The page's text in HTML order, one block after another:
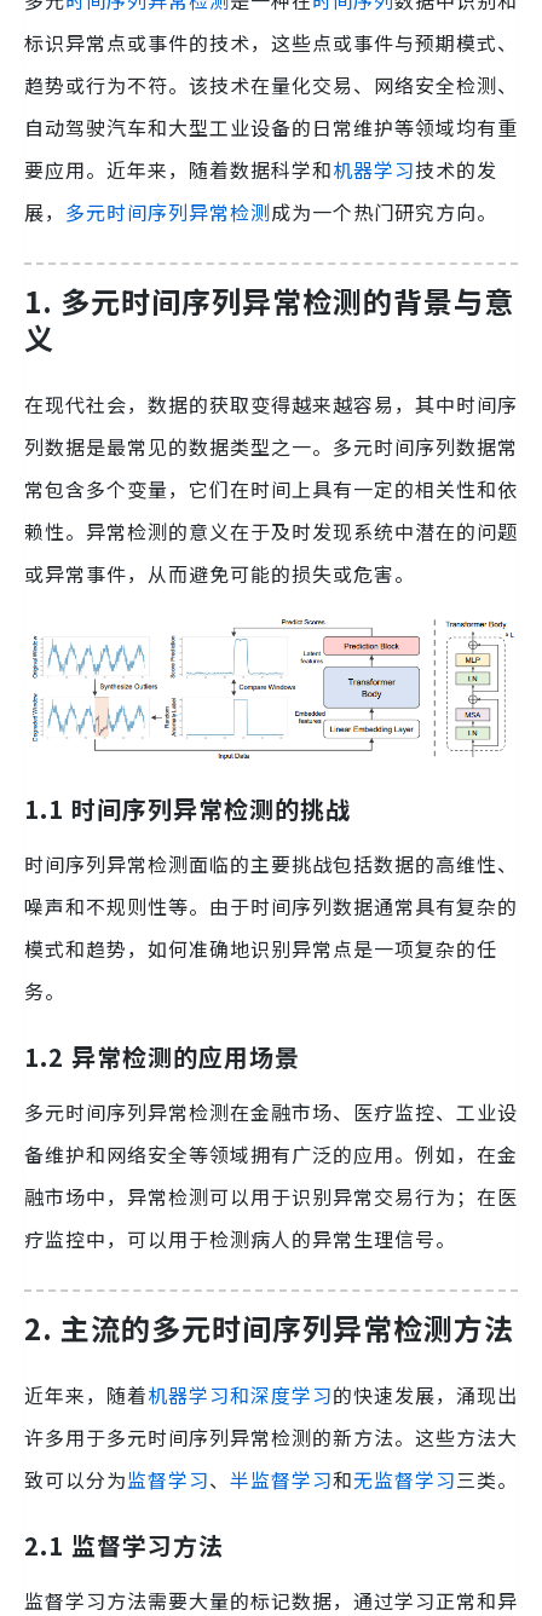
标识异常点或事件的技术，这些点或事件与预期模式、
趋势或行为不符。该技术在量化交易、网络安全检测、
自动驾驶汽车和大型工业设备的日常维护等领域均有重
要应用。近年来，随着数据科学和机器学习技术的发
展， 多元时间序列异常检测成为一个热门研究方向。
1. 多元时间序列异常检测的背景与意
义
在现代社会，数据的获取变得越来越容易，其中时间序
列数据是最常见的数据类型之一。多元时间序列数据常
常包含多个变量，它们在时间上具有一定的相关性和依
赖性。异常检测的意义在于及时发现系统中潜在的问题
或异常事件，从而避免可能的损失或危害。
1.1 时间序列异常检测的挑战
时间序列异常检测面临的主要挑战包括数据的高维性、
噪声和不规则性等。由于时间序列数据通常具有复杂的
模式和趋势，如何准确地识别异常点是一项复杂的任
务。
1.2 异常检测的应用场景
多元时间序列异常检测在金融市场、医疗监控、工业设
备维护和网络安全等领域拥有广泛的应用。例如，在金
融市场中，异常检测可以用于识别异常交易行为；在医
疗监控中，可以用于检测病人的异常生理信号。
2. 主流的多元时间序列异常检测方法
近年来，随着机器学习和深度学习的快速发展，涌现出
许多用于多元时间序列异常检测的新方法。这些方法大
致可以分为监督学习、 半监督学习和无监督学习三类。
2.1 监督学习方法
监督学习方法需要大量的标记数据，通过学习正常和异